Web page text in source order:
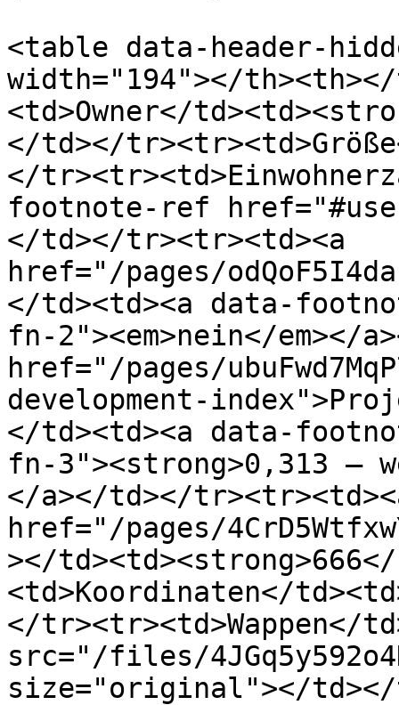
<table data-header-
width="194"></
<td>Owner</
</td></
</
footnote-ref
</td></tr><tr><td><a
href="/pages/
</td><td><a data-
fn-2"><em>nein</em></
href="/pages/
development-
</td><td><a data-
fn-3"><strong>0,313 –
</a></td></
href="/pages/
></
<td>Koordinaten</
</tr><tr><td>Wappen</
src="/files/
size="original"></